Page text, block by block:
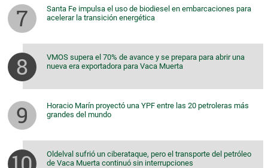
Santa Fe impulsa el uso de biodiesel en embarcaciones para
acelerar la transición energética
VMOS supera el 70% de avance y se prepara para abrir una
nueva era exportadora para Vaca Muerta
Horacio Marín proyectó una YPF entre las 20 petroleras más
grandes del mundo
Oldelval sufrió un ciberataque, pero el transporte del petróleo
de Vaca Muerta continuó sin interrupciones